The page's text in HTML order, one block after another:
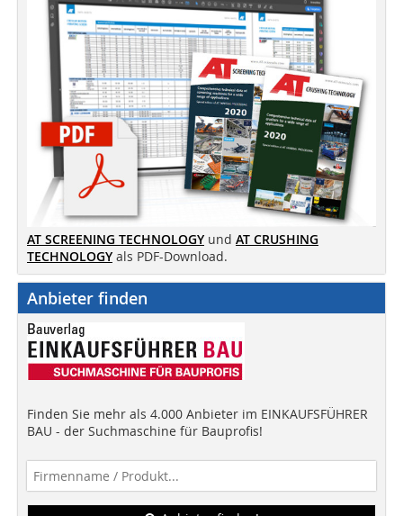
AT SCREENING TECHNOLOGY und AT CRUSHING
TECHNOLOGY als PDF-Download.
Anbieter finden
Finden Sie mehr als 4.000 Anbieter im EINKAUFSFÜHRER
BAU - der Suchmaschine für Bauprofis!